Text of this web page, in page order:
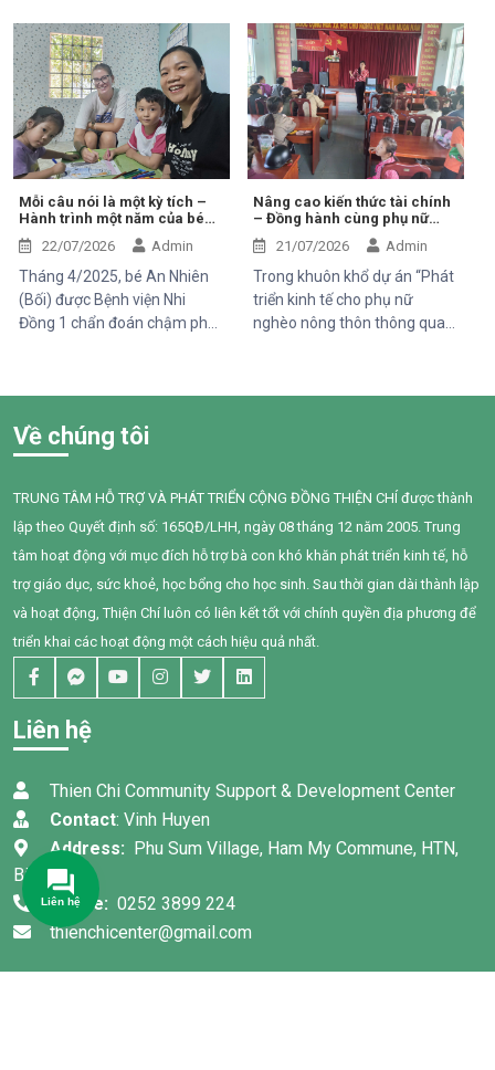
vọng. Hân, cô bé 5 tuổi với nụ
cười trong trẻo, đã đến với
Trung tâm trong những ngày
đầu mang theo rất nhiều thử
thách. Ngay từ khi chào đời,
em phải đối mặt với nhiều vấn
đề về sức khỏe, khiến quá
trình phát triển chậm hơn so
với các bạn cùng trang lứa.
Những điều tưởng như rất
bình thường đối với một đứa
trẻ lại là những cột mốc đầy
gian nan đối với em.
Điều đáng lo ngại là không chỉ
người hút thuốc bị ảnh hưởng
mà những người xung quanh,
đặc biệt là trẻ em, phụ nữ
mang thai và người cao tuổi,
cũng phải đối mặt với nhiều
nguy cơ sức khỏe do hít phải
khói thuốc thụ động.
Mỗi câu nói là một kỳ tích –
Hành trình một năm của bé
An Nhiên (Bối)
22/07/2026 Admin
Tháng 4/2025, bé An Nhiên
(Bối) được Bệnh viện Nhi
Đồng 1 chẩn đoán chậm phát
gặp nhiều khó khăn trong
đạt nhu cầu của mình. Sau
một năm can thiệp với sự
đồng hành tận tâm của các
cô giáo, sự kiên trì của gia
đình và nỗ lực không ngừng
của chính Bối, em đã có
những bước tiến đầy tự hào.
Nâng cao kiến thức tài chính
– Đồng hành cùng phụ nữ
phát triển sinh kế bền vững
21/07/2026 Admin
Trong khuôn khổ dự án “Phát
triển kinh tế cho phụ nữ
nghèo nông thôn thông qua
khỏe giai đoạn 2025–2028”
kiến thức về quản lý chi tiêu
trong gia đình cho 95 phụ nữ
tại xã Tân Thành,Hàm Thuận
Nam.
Về chúng tôi
TRUNG TÂM HỖ TRỢ VÀ PHÁT TRIỂN CỘNG ĐỒNG THIỆN CHÍ được thành
lập theo Quyết định số: 165QĐ/LHH, ngày 08 tháng 12 năm 2005. Trung
tâm hoạt động với mục đích hỗ trợ bà con khó khăn phát triển kinh tế, hỗ
trợ giáo dục, sức khoẻ, học bổng cho học sinh. Sau thời gian dài thành lập
và hoạt động, Thiện Chí luôn có liên kết tốt với chính quyền địa phương để
triển khai các hoạt động một cách hiệu quả nhất.
Liên hệ
Thien Chi Community Support & Development Center
Contact: Vinh Huyen
Address: Phu Sum Village, Ham My Commune, HTN,
Binh Thuan
Phone: 0252 3899 224
thienchicenter@gmail.com